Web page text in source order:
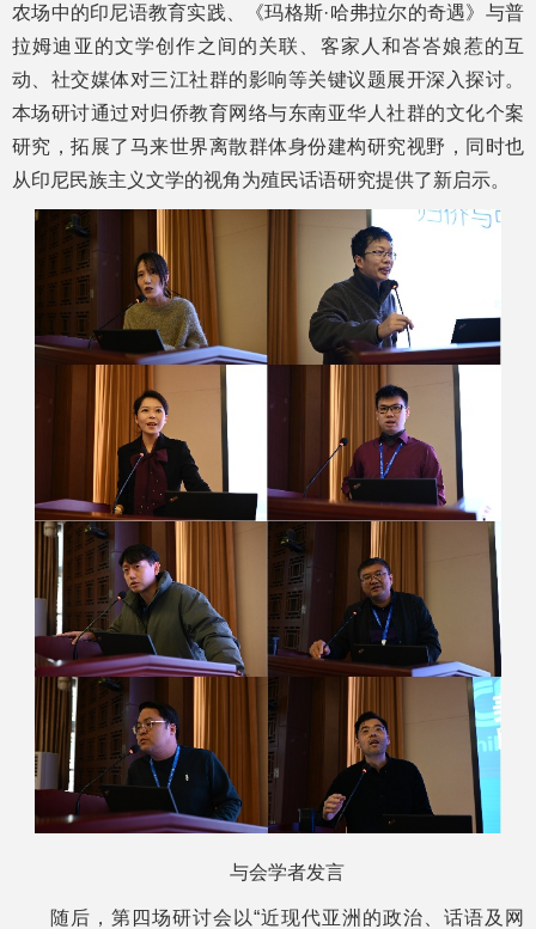
农场中的印尼语教育实践、《玛格斯·哈弗拉尔的奇遇》与普
拉姆迪亚的文学创作之间的关联、客家人和峇峇娘惹的互
动、社交媒体对三江社群的影响等关键议题展开深入探讨。
本场研讨通过对归侨教育网络与东南亚华人社群的文化个案
研究，拓展了马来世界离散群体身份建构研究视野，同时也
从印尼民族主义文学的视角为殖民话语研究提供了新启示。
与会学者发言
随后，第四场研讨会以“近现代亚洲的政治、话语及网